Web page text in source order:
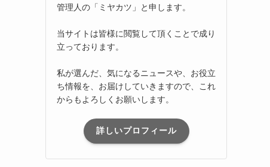
管理人の「ミヤカツ」と申します。
当サイトは皆様に閲覧して頂くことで成り
立っております。
私が選んだ、気になるニュースや、お役立
ち情報を、お届けしていきますので、これ
からもよろしくお願いします。
詳しいプロフィール